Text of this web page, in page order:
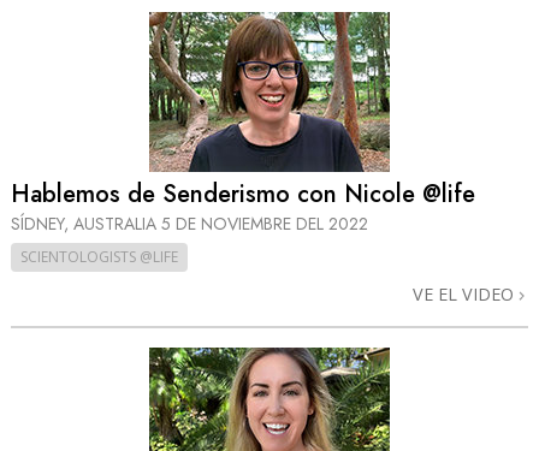
Hablemos de Senderismo con Nicole @life
SÍDNEY, AUSTRALIA 5 DE NOVIEMBRE DEL 2022
SCIENTOLOGISTS @LIFE
VE EL VIDEO